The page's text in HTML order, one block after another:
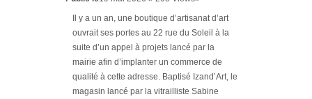
Il y a un an, une boutique d’artisanat d’art
ouvrait ses portes au 22 rue du Soleil à la
suite d’un appel à projets lancé par la
mairie afin d’implanter un commerce de
qualité à cette adresse. Baptisé Izand’Art, le
magasin lancé par la vitrailliste Sabine